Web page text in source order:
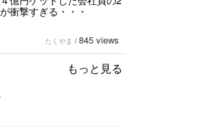
衝撃すぎる・・・
たくやま / 845 views
もっと見る